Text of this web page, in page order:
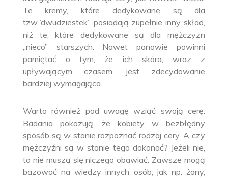
Te kremy, które dedykowane są dla
tzw.”dwudziestek” posiadają zupełnie inny skład,
niż te, które dedykowane są dla mężczyzn
„nieco” starszych. Nawet panowie powinni
pamiętać o tym, że ich skóra, wraz z
upływającym czasem, jest zdecydowanie
bardziej wymagająca.
Warto również pod uwagę wziąć swoją cerę.
Badania pokazują, że kobiety w bezbłędny
sposób są w stanie rozpoznać rodzaj cery. A czy
mężczyźni są w stanie tego dokonać? Jeżeli nie,
to nie muszą się niczego obawiać. Zawsze mogą
bazować na wiedzy innych osób, jak np. żony,